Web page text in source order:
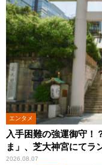
エンタメ
入手困難の強運御守
ま」、芝大神宮にてラ
2026.08.07